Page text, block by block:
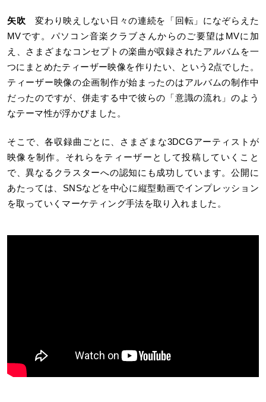
矢吹 変わり映えしない日々の連続を「回転」になぞらえた
MVです。パソコン音楽クラブさんからのご要望はMVに加
え、さまざまなコンセプトの楽曲が収録されたアルバムを一
つにまとめたティーザー映像を作りたい、という2点でした。
ティーザー映像の企画制作が始まったのはアルバムの制作中
だったのですが、併走する中で彼らの「意識の流れ」のよう
なテーマ性が浮かびました。
そこで、各収録曲ごとに、さまざまな3DCGアーティストが
映像を制作。それらをティーザーとして投稿していくこと
で、異なるクラスターへの認知にも成功しています。公開に
あたっては、SNSなどを中心に縦型動画でインプレッション
を取っていくマーケティング手法を取り入れました。